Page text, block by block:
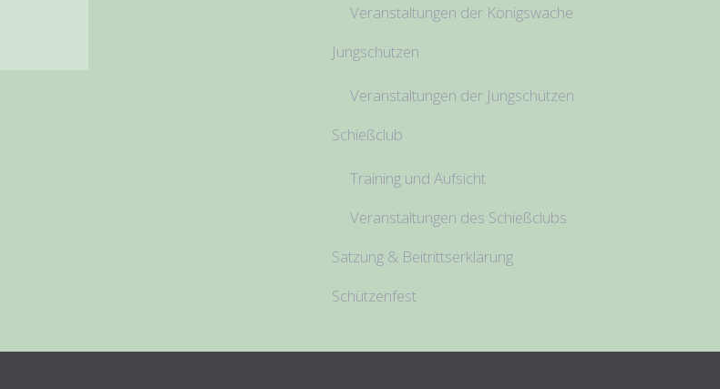
Veranstaltungen der Königswache
Jungschützen
Veranstaltungen der Jungschützen
Schießclub
Training und Aufsicht
Veranstaltungen des Schießclubs
Satzung & Beitrittserklärung
Schützenfest